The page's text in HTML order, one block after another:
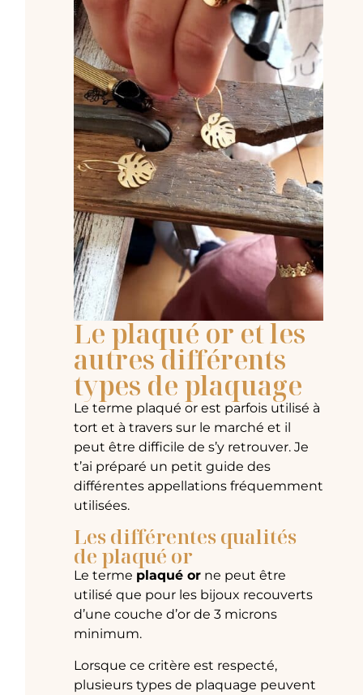
Le plaqué or et les
autres différents
types de plaquage
Le terme plaqué or est parfois utilisé à
tort et à travers sur le marché et il
peut être difficile de s’y retrouver. Je
t’ai préparé un petit guide des
différentes appellations fréquemment
utilisées.
Les différentes qualités
de plaqué or
Le terme plaqué or ne peut être
utilisé que pour les bijoux recouverts
d’une couche d’or de 3 microns
minimum.
Lorsque ce critère est respecté,
plusieurs types de plaquage peuvent